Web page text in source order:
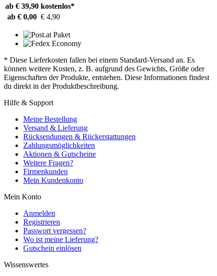
ab € 39,90 kostenlos*
ab € 0,00 € 4,90
* Diese Lieferkosten fallen bei einem Standard-Versand an. Es
können weitere Kosten, z. B. aufgrund des Gewichts, Größe oder
Eigenschaften der Produkte, entstehen. Diese Informationen findest
du direkt in der Produktbeschreibung.
Hilfe & Support
Meine Bestellung
Versand & Lieferung
Rücksendungen & Rückerstattungen
Zahlungsmöglichkeiten
Aktionen & Gutscheine
Weitere Fragen?
Firmenkunden
Mein Kundenkonto
Mein Konto
Anmelden
Registrieren
Passwort vergessen?
Wo ist meine Lieferung?
Gutschein einlösen
Wissenswertes